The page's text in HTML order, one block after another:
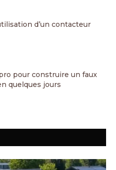
d’un contacteur
pour construire un faux
quelques jours